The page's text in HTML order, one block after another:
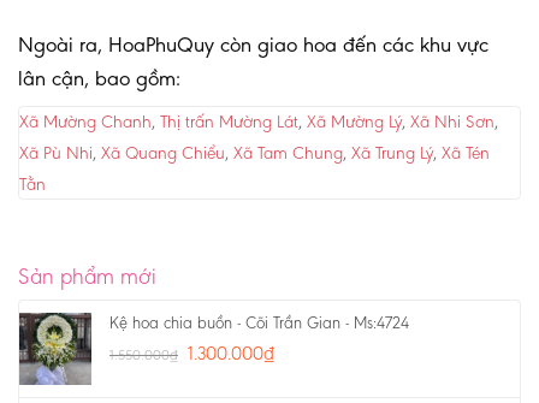
Ngoài ra, HoaPhuQuy còn giao hoa đến các khu vực
lân cận, bao gồm:
Xã Mường Chanh, Thị trấn Mường Lát, Xã Mường Lý, Xã Nhi Sơn,
Xã Pù Nhi, Xã Quang Chiểu, Xã Tam Chung, Xã Trung Lý, Xã Tén
Tằn
Sản phẩm mới
Kệ hoa chia buồn - Cõi Trần Gian - Ms:4724
1.550.000₫ 1.300.000₫